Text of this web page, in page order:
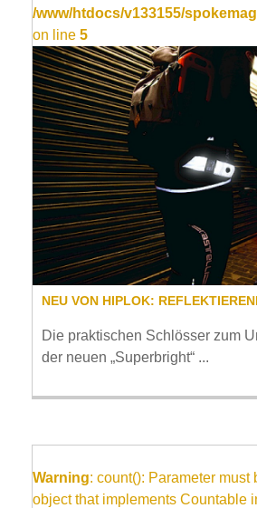
/www/htdocs/v133155/
on line 5
Die praktischen Schlösser zum
der neuen „Superbright“ ...
Warning: count(): Parameter must
object that implements Countable